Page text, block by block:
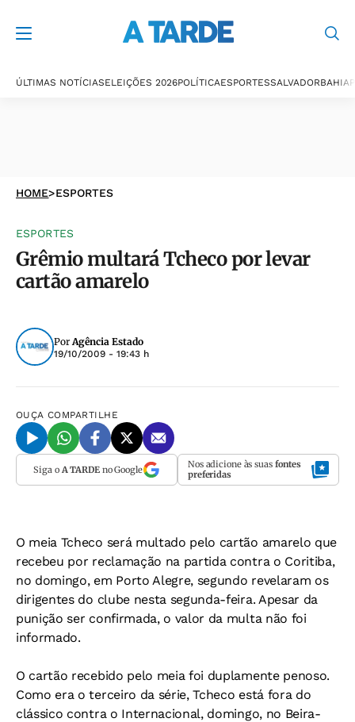
ÚLTIMAS NOTÍCIASELEIÇÕES 2026POLÍTICAESPORTESSALVADORBAHIA
HOME>ESPORTES
ESPORTES
Grêmio multará Tcheco por levar
cartão amarelo
PorAgência Estado
19/10/2009 - 19:43 h
OUÇA COMPARTILHE
Siga o A TARDEno Google Nos adicione às suas fontes
preferidas
O meia Tcheco será multado pelo cartão amarelo que
recebeu por reclamação na partida contra o Coritiba,
no domingo, em Porto Alegre, segundo revelaram os
dirigentes do clube nesta segunda-feira. Apesar da
punição ser confirmada, o valor da multa não foi
informado.
O cartão recebido pelo meia foi duplamente penoso.
Como era o terceiro da série, Tcheco está fora do
clássico contra o Internacional, domingo, no Beira-